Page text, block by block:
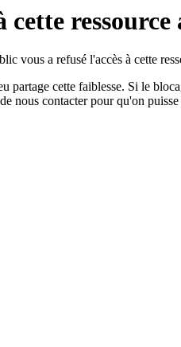
cette
vous a refusé l'accès à cette
partage cette faiblesse. Si le
nous contacter pour qu'on